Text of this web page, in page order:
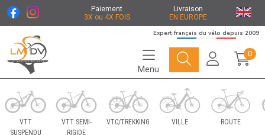
Paiement
3X ou 4X FOIS
Livraison
EN EUROPE
Le Marché du Vélo Votre distributeurs de vélo
Expert français du vélo depuis 2009
Menu
0
VTT
SUSPENDU
VTT SEMI-
RIGIDE
VTC/TREKKING VILLE ROUTE